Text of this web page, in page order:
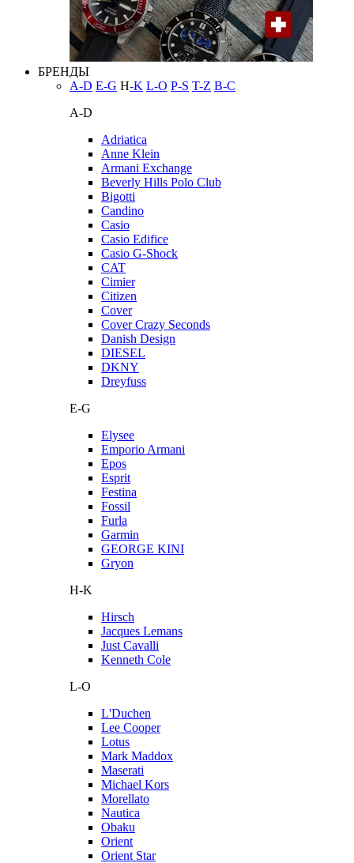
БРЕНДЫ
A-D E-G H-K L-O P-S T-Z В-С
A-D
Adriatica
Anne Klein
Armani Exchange
Beverly Hills Polo Club
Bigotti
Candino
Casio
Casio Edifice
Casio G-Shock
CAT
Cimier
Citizen
Cover
Cover Crazy Seconds
Danish Design
DIESEL
DKNY
Dreyfuss
E-G
Elysee
Emporio Armani
Epos
Esprit
Festina
Fossil
Furla
Garmin
GEORGE KINI
Gryon
H-K
Hirsch
Jacques Lemans
Just Cavalli
Kenneth Cole
L-O
L'Duchen
Lee Cooper
Lotus
Mark Maddox
Maserati
Michael Kors
Morellato
Nautica
Obaku
Orient
Orient Star